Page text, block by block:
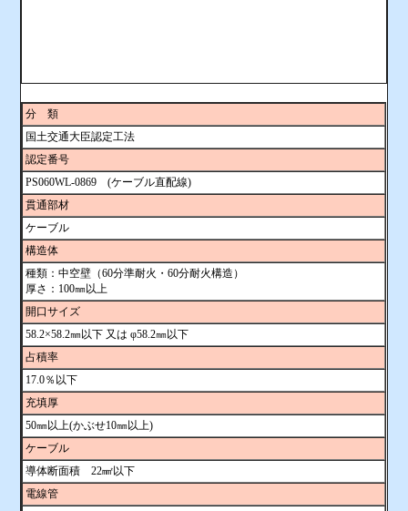
分 類
国土交通大臣認定工法
認定番号
PS060WL-0869 (ケーブル直配線)
貫通部材
ケーブル
構造体
種類：中空壁（60分準耐火・60分耐火構造）
厚さ：100㎜以上
開口サイズ
58.2×58.2㎜以下 又は φ58.2㎜以下
占積率
17.0％以下
充填厚
50㎜以上(かぶせ10㎜以上)
ケーブル
導体断面積 22㎟以下
電線管